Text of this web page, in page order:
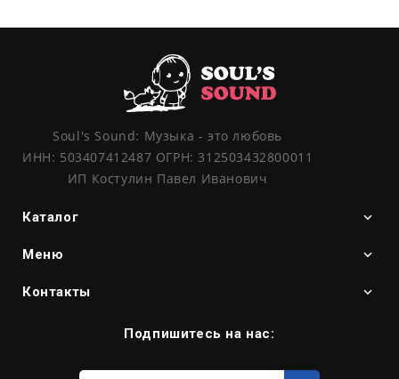
Soul's Sound: Музыка - это любовь
ИНН: 503407412487 ОГРН: 312503432800011
ИП Костулин Павел Иванович
Каталог
Меню
Контакты
Подпишитесь на нас:
Введите